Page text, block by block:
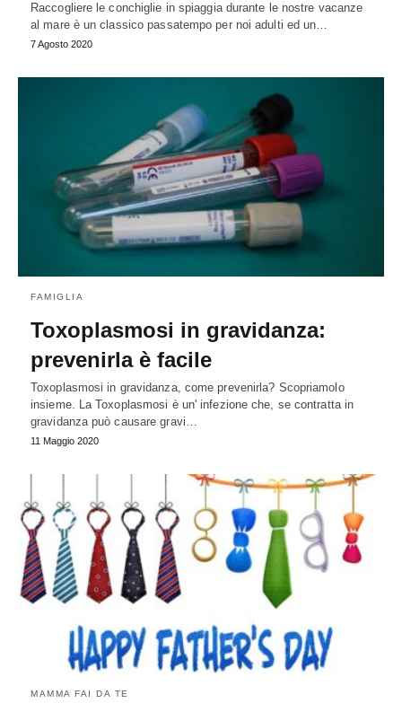
Raccogliere le conchiglie in spiaggia durante le nostre vacanze
al mare è un classico passatempo per noi adulti ed un…
7 Agosto 2020
FAMIGLIA
Toxoplasmosi in gravidanza:
prevenirla è facile
Toxoplasmosi in gravidanza, come prevenirla? Scopriamolo
insieme. La Toxoplasmosi è un' infezione che, se contratta in
gravidanza può causare gravi…
11 Maggio 2020
MAMMA FAI DA TE